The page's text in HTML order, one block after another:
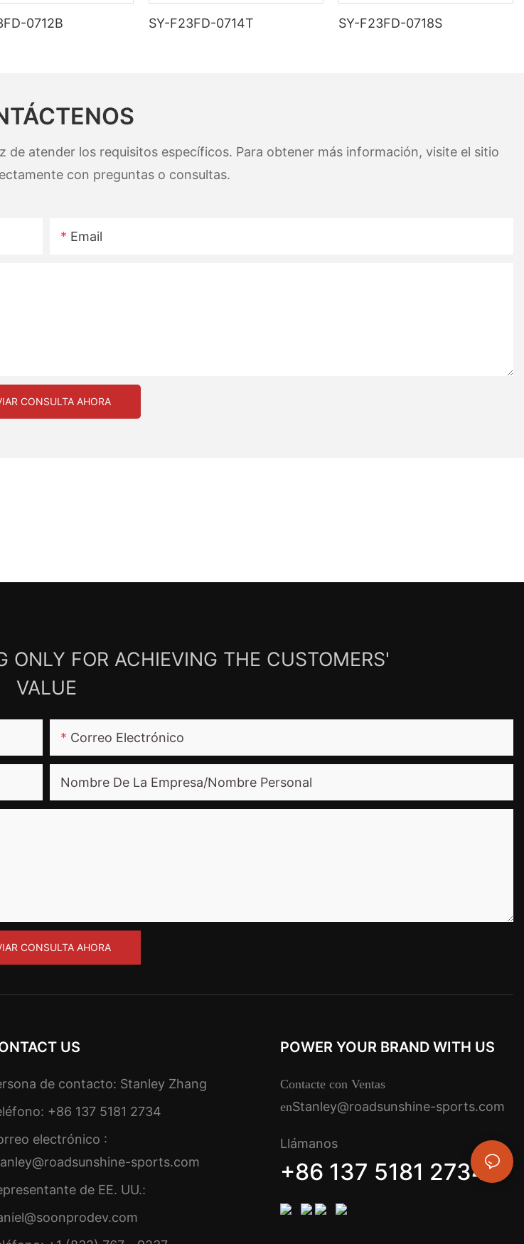
0712B SY-F23FD-0714T SY-F23FD-0718S
de atender los requisitos específicos. Para obtener más información, visite el sitio
con preguntas o consultas.
Email
CONSULTA AHORA
ONLY FOR ACHIEVING THE CUSTOMERS'
VALUE
Correo Electrónico
Nombre De La Empresa/nombre Personal
CONSULTA AHORA
US
de contacto: Stanley Zhang
+86 137 5181 2734
electrónico :
sports.com
de EE. UU.:
POWER YOUR BRAND WITH US
Contacte con Ventas
enStanley@roadsunshine-sports.com
Llámanos
+86 137 5181 2734